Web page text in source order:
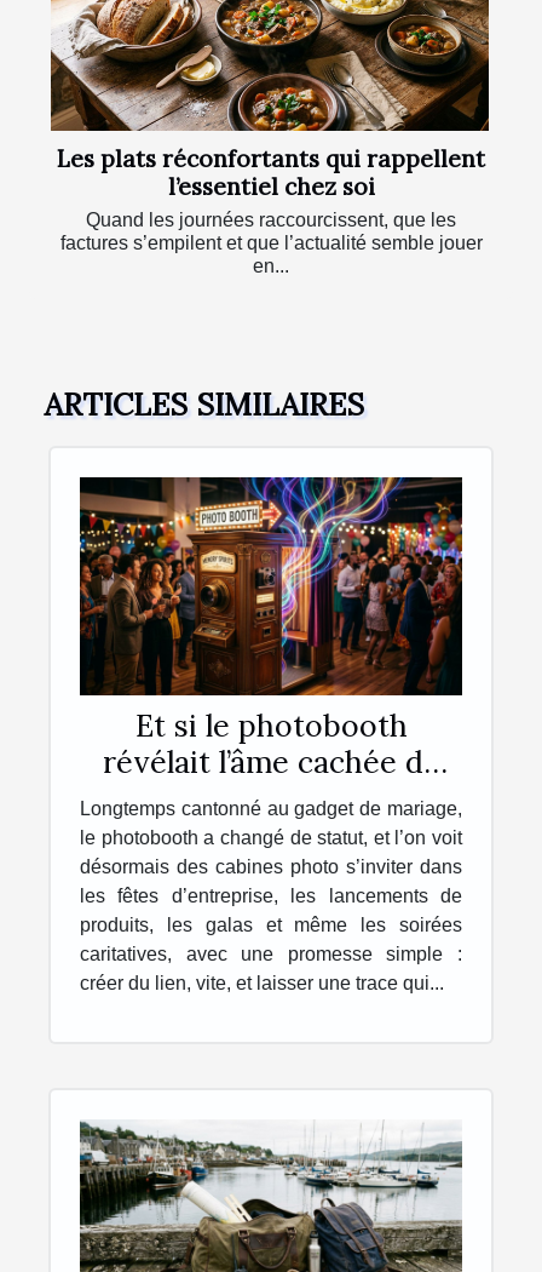
Les plats réconfortants qui rappellent
l’essentiel chez soi
Quand les journées raccourcissent, que les
factures s’empilent et que l’actualité semble jouer
en...
ARTICLES SIMILAIRES
Et si le photobooth
révélait l’âme cachée de
vos événements ?
Longtemps cantonné au gadget de mariage,
le photobooth a changé de statut, et l’on voit
désormais des cabines photo s’inviter dans
les fêtes d’entreprise, les lancements de
produits, les galas et même les soirées
caritatives, avec une promesse simple :
créer du lien, vite, et laisser une trace qui...